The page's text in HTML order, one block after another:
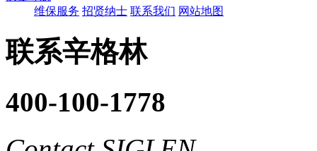
维保服务 招贤纳士 联系我们 网站地图
联系辛格林
400-100-1778